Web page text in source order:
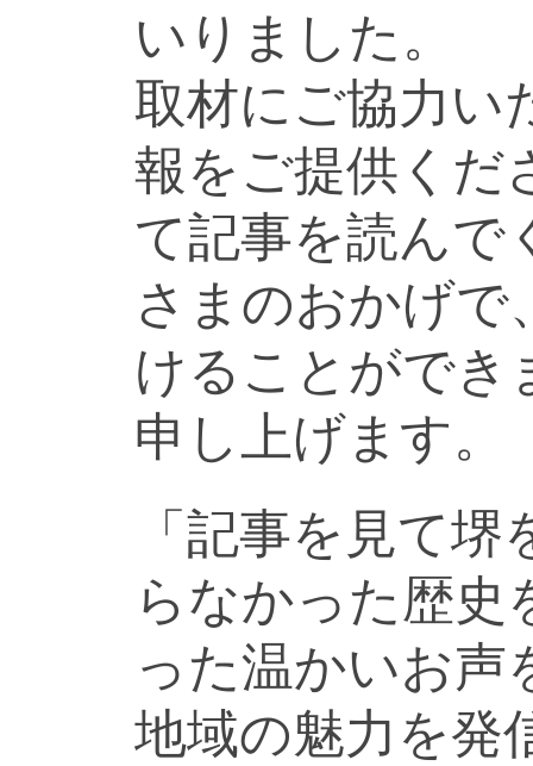
いりました。
取材にご協力い
報をご提供くだ
て記事を読んで
さまのおかげで
けることができ
申し上げます。
「記事を見て
らなかった歴史
った温かいお声
地域の魅力を発